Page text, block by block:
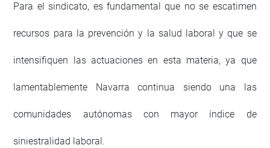
Para el sindicato, es fundamental que no se escatimen
recursos para la prevención y la salud laboral y que se
intensifiquen las actuaciones en esta materia, ya que
lamentablemente Navarra continua siendo una las
comunidades autónomas con mayor índice de
siniestralidad laboral.